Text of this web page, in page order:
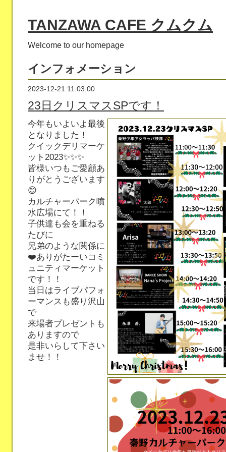
TANZAWA CAFE クムクム
Welcome to our homepage
インフォメーション
2023-12-21 11:03:00
23日クリスマスSPです！
今年もいよいよ最後
となりました！
クイックデリマーケ
ット2023✨✨✨
皆様いつもご愛顧あ
りがとうございます
😊
カルチャーパーク噴
水広場にて！！
子供達も会を重ねる
たびに
兄弟のような関係に
❤️ありがたーいコミ
ュニティマーケット
です！！
当日はライブパフォ
ーマンスも盛り沢山
で
来場者プレゼントも
ありますので
是非いらして下さい
ませ！！